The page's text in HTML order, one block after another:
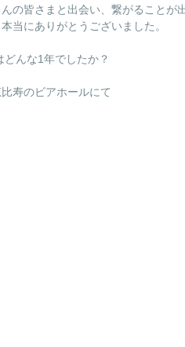
の皆さまと出会い、繋がることが
当にありがとうございました。
んな1年でしたか？
寿のビアホールにて